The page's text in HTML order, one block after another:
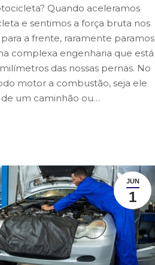
Quando aceleramos
e sentimos a força bruta nos
a frente, raramente paramos
complexa engenharia que está
das nossas pernas. No
motor a combustão, seja ele
um caminhão ou…
JUN
1